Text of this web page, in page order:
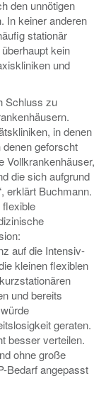
den unnötigen
In keiner anderen
stationär
kein
und
Schluss zu
in denen
geforscht
Vollkrankenhäuser,
die sich aufgrund
erklärt Buchmann.
auf die Intensiv-
kleinen flexiblen
und bereits
geraten.
besser verteilen.
ohne große
Bedarf angepasst